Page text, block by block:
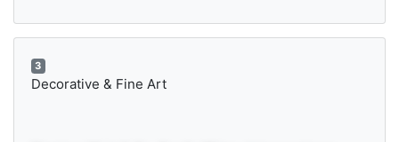
3
Decorative & Fine Art